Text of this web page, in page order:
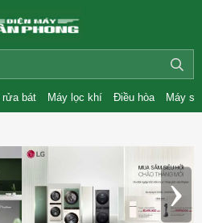
rửa bát Máy lọc khí Điều hòa Máy
›